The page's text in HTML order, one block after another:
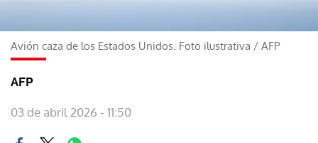
Avión caza de los Estados Unidos. Foto ilustrativa / AFP
AFP
03 de abril 2026 - 11:50